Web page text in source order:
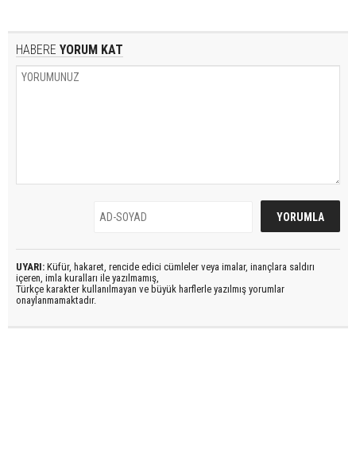
HABERE YORUM KAT
UYARI: Küfür, hakaret, rencide edici cümleler veya imalar, inançlara saldırı
içeren, imla kuralları ile yazılmamış,
Türkçe karakter kullanılmayan ve büyük harflerle yazılmış yorumlar
onaylanmamaktadır.